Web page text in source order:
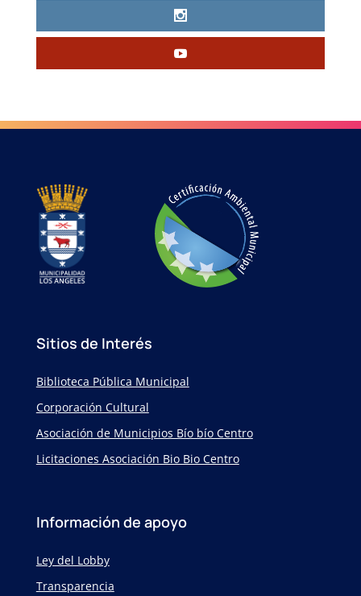
Sitios de Interés
Biblioteca Pública Municipal
Corporación Cultural
Asociación de Municipios Bío bío Centro
Licitaciones Asociación Bio Bio Centro
Información de apoyo
Ley del Lobby
Transparencia